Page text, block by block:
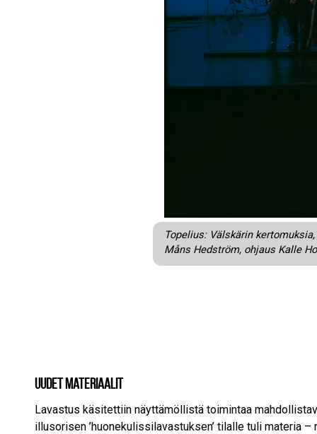
Topelius: Välskärin
Måns Hedström, ohjaus Kalle
Uudet materiaalit
Lavastus käsitettiin näyttämöllistä toimintaa
illusorisen ’huonekulissilavastuksen’ tilalle tuli materia